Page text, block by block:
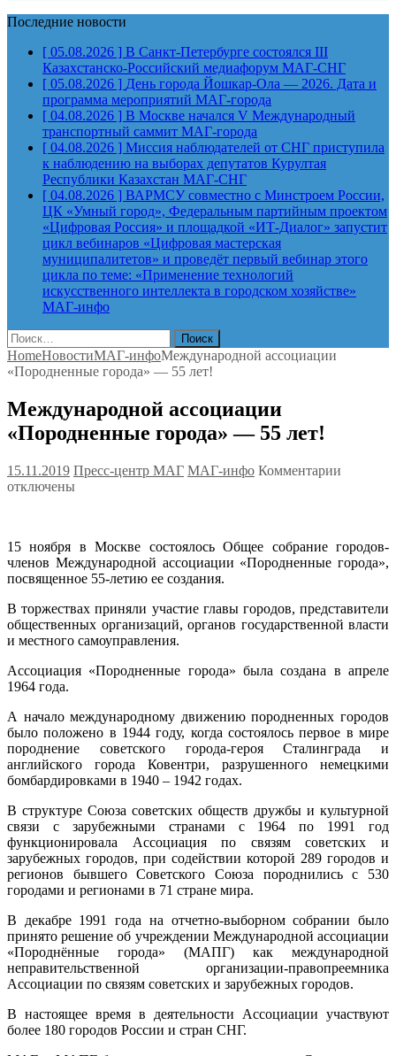
Последние новости
[ 05.08.2026 ] В Санкт-Петербурге состоялся III
Казахстанско-Российский медиафорум МАГ-СНГ
[ 05.08.2026 ] День города Йошкар-Ола — 2026. Дата и
программа мероприятий МАГ-города
[ 04.08.2026 ] В Москве начался V Международный
транспортный саммит МАГ-города
[ 04.08.2026 ] Миссия наблюдателей от СНГ приступила
к наблюдению на выборах депутатов Курултая
Республики Казахстан МАГ-СНГ
[ 04.08.2026 ] ВАРМСУ совместно с Минстроем России,
ЦК «Умный город», Федеральным партийным проектом
«Цифровая Россия» и площадкой «ИТ-Диалог» запустит
цикл вебинаров «Цифровая мастерская
муниципалитетов» и проведёт первый вебинар этого
цикла по теме: «Применение технологий
искусственного интеллекта в городском хозяйстве»
МАГ-инфо
Найти:
HomeНовостиМАГ-инфоМеждународной ассоциации
«Породненные города» — 55 лет!
Международной ассоциации
«Породненные города» — 55 лет!
15.11.2019 Пресс-центр МАГ МАГ-инфо Комментарии
города»
—
отключены
15 ноября в Москве состоялось Общее собрание городов-
членов Международной ассоциации «Породненные города»,
посвященное 55-летию ее создания.
В торжествах приняли участие главы городов, представители
общественных организаций, органов государственной власти
и местного самоуправления.
Ассоциация «Породненные города» была создана в апреле
1964 года.
А начало международному движению породненных городов
было положено в 1944 году, когда состоялось первое в мире
породнение советского города-героя Сталинграда и
английского города Ковентри, разрушенного немецкими
бомбардировками в 1940 – 1942 годах.
В структуре Союза советских обществ дружбы и культурной
связи с зарубежными странами с 1964 по 1991 год
функционировала Ассоциация по связям советских и
зарубежных городов, при содействии которой 289 городов и
регионов бывшего Советского Союза породнились с 530
городами и регионами в 71 стране мира.
В декабре 1991 года на отчетно-выборном собрании было
принято решение об учреждении Международной ассоциации
«Породнённые города» (МАПГ) как международной
неправительственной организации-правопреемника
Ассоциации по связям советских и зарубежных городов.
В настоящее время в деятельности Ассоциации участвуют
более 180 городов России и стран СНГ.